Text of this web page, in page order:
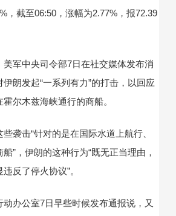
，截至06:50，涨幅为2.77%，报72.39
军中央司令部7日在社交媒体发布消
朗发起“一系列有力”的打击，以回应
尔木兹海峡通行的商船。
击“针对的是在国际水道上航行、
”，伊朗的这种行为“既无正当理由，
反了停火协议”。
办公室7日早些时候发布通报说，又